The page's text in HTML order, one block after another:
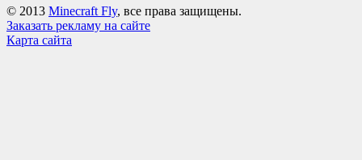
© 2013 Minecraft Fly, все права защищены.
Заказать рекламу на сайте
Карта сайта